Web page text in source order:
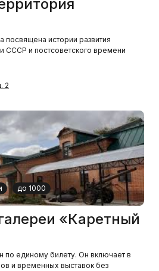
посвящена истории развития
СССР и постсоветского времени
2
до 1000
«Каретный
единому билету. Он включает в
и временных выставок без